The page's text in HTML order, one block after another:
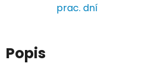
prac. dní
Popis